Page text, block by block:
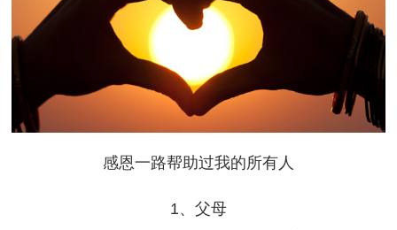
感恩一路帮助过我的所有人
1、父母